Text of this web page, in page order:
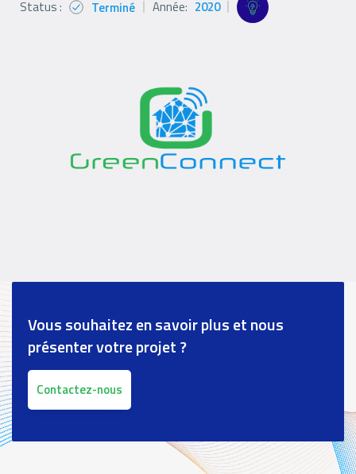
Status : Terminé
Status
Année: 2020
Références
Références
Références
paragraph
Vous souhaitez en savoir plus et nous
présenter votre projet ?
Contactez-nous